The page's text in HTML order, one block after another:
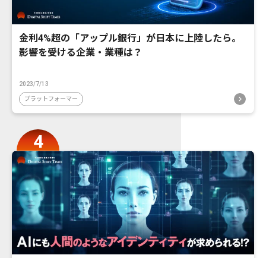
金利4%超の「アップル銀行」が日本に上陸したら。
影響を受ける企業・業種は？
2023/7/13
プラットフォーマー